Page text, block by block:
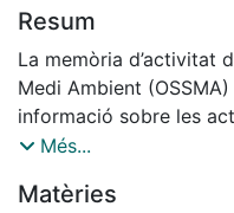
Resum
La memòria d’activitat
Medi Ambient
informació sobre les
decurs de l’any 2023,
Ambient i - Unitat
Més...
Matèries